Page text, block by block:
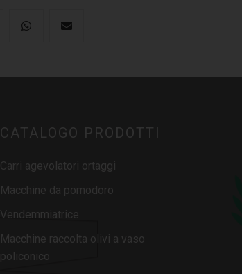
CATALOGO PRODOTTI
Carri agevolatori ortaggi
Macchine da pomodoro
Vendemmiatrice
Macchine raccolta olivi a vaso
policonico